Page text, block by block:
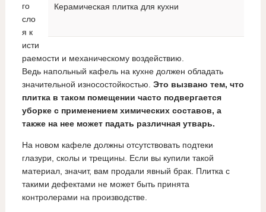
Керамическая плитка для кухни
го
сло
я к
исти
раемости и механическому воздействию.
Ведь напольный кафель на кухне должен обладать
значительной износостойкостью. Это вызвано тем, что
плитка в таком помещении часто подвергается
уборке с применением химических составов, а
также на нее может падать различная утварь.
На новом кафеле должны отсутствовать подтеки
глазури, сколы и трещины. Если вы купили такой
материал, значит, вам продали явный брак. Плитка с
такими дефектами не может быть принята
контролерами на производстве.